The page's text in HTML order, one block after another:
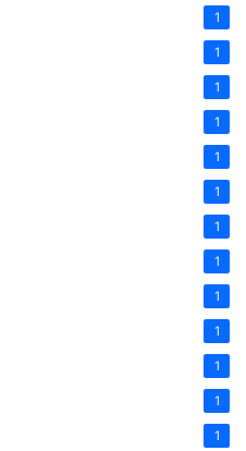
1
1
1
1
1
1
1
1
1
1
1
1
1